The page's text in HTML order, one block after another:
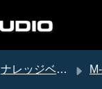
ナレッジベース M-